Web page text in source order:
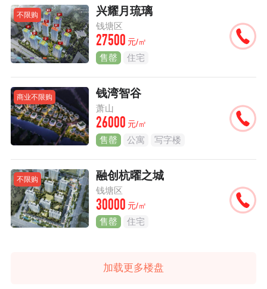
不限购 兴耀月琉璃
钱塘区
27500 元/㎡
售罄 住宅
商业不限购 钱湾智谷
萧山
26000 元/㎡
售罄 公寓 写字楼
不限购 融创杭曜之城
钱塘区
30000 元/㎡
售罄 住宅
加载更多楼盘